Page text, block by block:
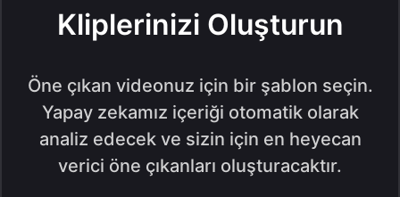
Kliplerinizi Oluşturun
Öne çıkan videonuz için bir şablon seçin.
Yapay zekamız içeriği otomatik olarak
analiz edecek ve sizin için en heyecan
verici öne çıkanları oluşturacaktır.